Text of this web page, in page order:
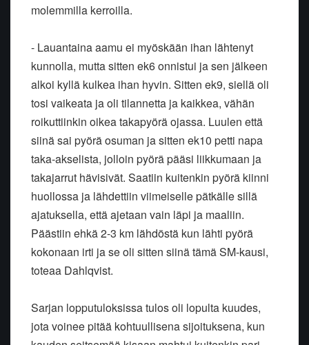
molemmilla kerroilla.
- Lauantaina aamu ei myöskään ihan lähtenyt
kunnolla, mutta sitten ek6 onnistui ja sen jälkeen
alkoi kyllä kulkea ihan hyvin. Sitten ek9, siellä oli
tosi vaikeata ja oli tilannetta ja kaikkea, vähän
roikuttiinkin oikea takapyörä ojassa. Luulen että
siinä sai pyörä osuman ja sitten ek10 petti napa
taka-akselista, jolloin pyörä pääsi liikkumaan ja
takajarrut hävisivät. Saatiin kuitenkin pyörä kiinni
huollossa ja lähdettiin viimeiselle pätkälle sillä
ajatuksella, että ajetaan vain läpi ja maaliin.
Päästiin ehkä 2-3 km lähdöstä kun lähti pyörä
kokonaan irti ja se oli sitten siinä tämä SM-kausi,
toteaa Dahlqvist.
Sarjan lopputuloksissa tulos oli lopulta kuudes,
jota voinee pitää kohtuullisena sijoituksena, kun